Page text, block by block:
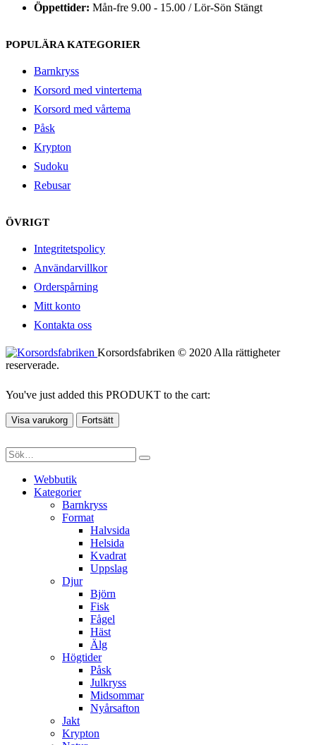
Öppettider: Mån-fre 9.00 - 15.00 / Lör-Sön Stängt
POPULÄRA KATEGORIER
Barnkryss
Korsord med vintertema
Korsord med vårtema
Påsk
Krypton
Sudoku
Rebusar
ÖVRIGT
Integritetspolicy
Användarvillkor
Orderspårning
Mitt konto
Kontakta oss
Korsordsfabriken © 2020 Alla rättigheter
reserverade.
You've just added this PRODUKT to the cart:
Visa varukorg Fortsätt
Webbutik
Kategorier
Barnkryss
Format
Halvsida
Helsida
Kvadrat
Uppslag
Djur
Björn
Fisk
Fågel
Häst
Älg
Högtider
Påsk
Julkryss
Midsommar
Nyårsafton
Jakt
Krypton